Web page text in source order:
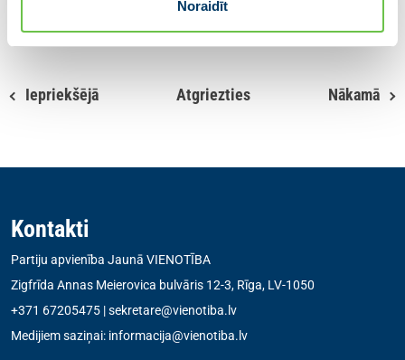
Noraidīt
Iepriekšējā Atgriezties Nākamā
Kontakti
Partiju apvienība Jaunā VIENOTĪBA
Zigfrīda Annas Meierovica bulvāris 12-3, Rīga, LV-1050
+371 67205475 |sekretare@vienotiba.lv
Medijiem saziņai: informacija@vienotiba.lv